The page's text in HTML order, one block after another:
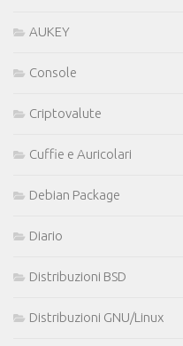
AUKEY
Console
Criptovalute
Cuffie e Auricolari
Debian Package
Diario
Distribuzioni BSD
Distribuzioni GNU/Linux